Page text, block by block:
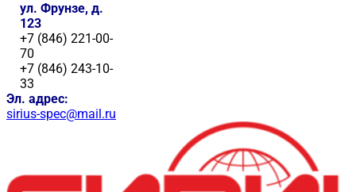
ул. Фрунзе, д.
123
+7 (846) 221-00-
70
+7 (846) 243-10-
33
Эл. адрес:
sirius-spec@mail.ru